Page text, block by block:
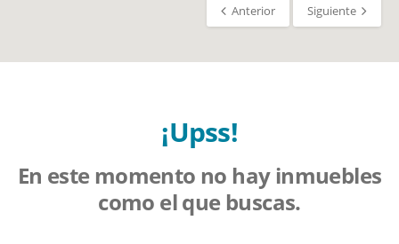
Anterior Siguiente
¡Upss!
En este momento no hay inmuebles
como el que buscas.